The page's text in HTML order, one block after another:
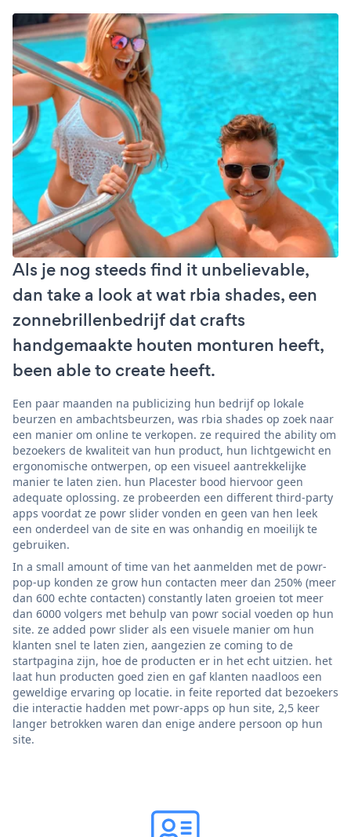
Als je nog steeds find it unbelievable,
dan take a look at wat rbia shades, een
zonnebrillenbedrijf dat crafts
handgemaakte houten monturen heeft,
been able to create heeft.
Een paar maanden na publicizing hun bedrijf op lokale
beurzen en ambachtsbeurzen, was rbia shades op zoek naar
een manier om online te verkopen. ze required the ability om
bezoekers de kwaliteit van hun product, hun lichtgewicht en
ergonomische ontwerpen, op een visueel aantrekkelijke
manier te laten zien. hun Placester bood hiervoor geen
adequate oplossing. ze probeerden een different third-party
apps voordat ze powr slider vonden en geen van hen leek
een onderdeel van de site en was onhandig en moeilijk te
gebruiken.
In a small amount of time van het aanmelden met de powr-
pop-up konden ze grow hun contacten meer dan 250% (meer
dan 600 echte contacten) constantly laten groeien tot meer
dan 6000 volgers met behulp van powr social voeden op hun
site. ze added powr slider als een visuele manier om hun
klanten snel te laten zien, aangezien ze coming to de
startpagina zijn, hoe de producten er in het echt uitzien. het
laat hun producten goed zien en gaf klanten naadloos een
geweldige ervaring op locatie. in feite reported dat bezoekers
die interactie hadden met powr-apps op hun site, 2,5 keer
langer betrokken waren dan enige andere persoon op hun
site.